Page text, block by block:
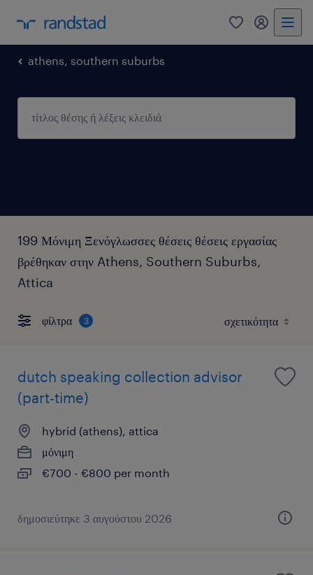
0 my
athens, southern suburbs
199 Μόνιμη Ξενόγλωσσες θέσεις θέσεις εργασίας
βρέθηκαν στην Athens, Southern Suburbs,
Attica
φίλτρα 3
dutch speaking collection advisor
(part-time)
hybrid (athens), attica
μόνιμη
€700 - €800 per month
δημοσιεύτηκε 3 αυγούστου 2026